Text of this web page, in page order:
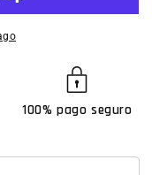
100% pago seguro